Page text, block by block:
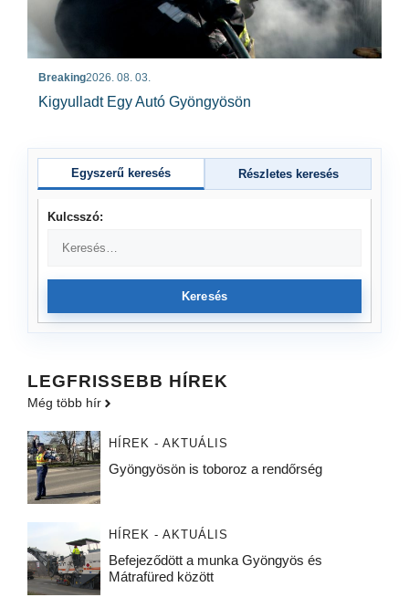
Breaking2026. 08. 03.
Kigyulladt Egy Autó Gyöngyösön
Egyszerű keresés Részletes keresés
Kulcsszó:
Keresés
LEGFRISSEBB HÍREK
Még több hír
HÍREK - AKTUÁLIS
Gyöngyösön is toboroz a rendőrség
HÍREK - AKTUÁLIS
Befejeződött a munka Gyöngyös és
Mátrafüred között